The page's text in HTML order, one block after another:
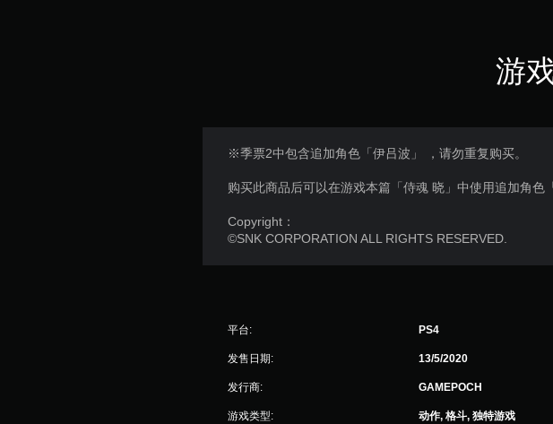
游
※季票2中包含追加角色「伊吕波」 ，请勿重复购买。
购买此商品后可以在游戏本篇「侍魂 晓」中使用追加角色
Copyright：
©SNK CORPORATION ALL RIGHTS RESERVED.
平台: PS4
发售日期: 13/5/2020
发行商: GAMEPOCH
游戏类型: 动作, 格斗, 独特游戏